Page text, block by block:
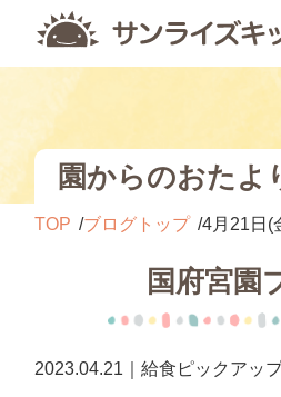
園からのおたよ
TOP ブログトップ 4月21日(
国府宮園
2023.04.21｜給食ピックアッ